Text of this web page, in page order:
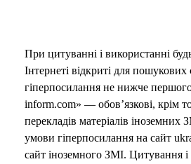
При цитуванні і використанні
Інтернеті відкриті для пошукових
гіперпосилання не нижче
inform.com» — обов’язкові, крім
перекладів матеріалів
умови гіперпосилання на сайт
сайт іноземного ЗМІ. Цитування